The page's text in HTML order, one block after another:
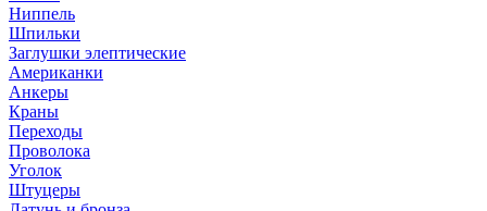
Ниппель
Шпильки
Заглушки элептические
Американки
Анкеры
Краны
Переходы
Проволока
Уголок
Штуцеры